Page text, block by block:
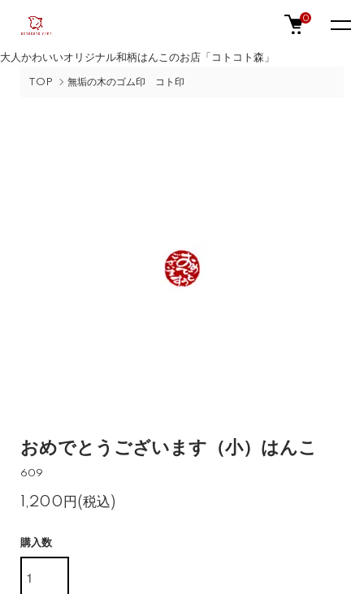
大人かわいいオリジナル和柄はんこのお店「コトコト森」
0
TOP 無垢の木のゴム印 コト印
おめでとうございます（小）はんこ
609
1,200円(税込)
購入数